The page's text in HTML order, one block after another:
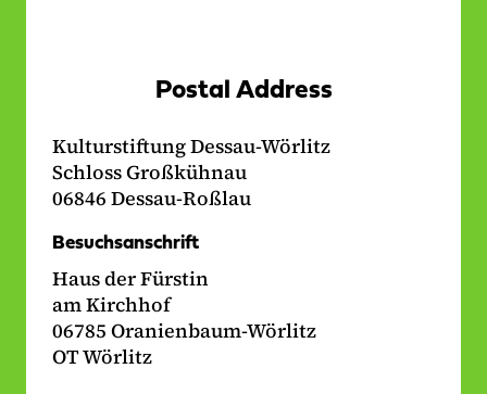
Postal Address
Kulturstiftung Dessau-Wörlitz
Schloss Großkühnau
06846 Dessau-Roßlau
Besuchsanschrift
Haus der Fürstin
am Kirchhof
06785 Oranienbaum-Wörlitz
OT Wörlitz